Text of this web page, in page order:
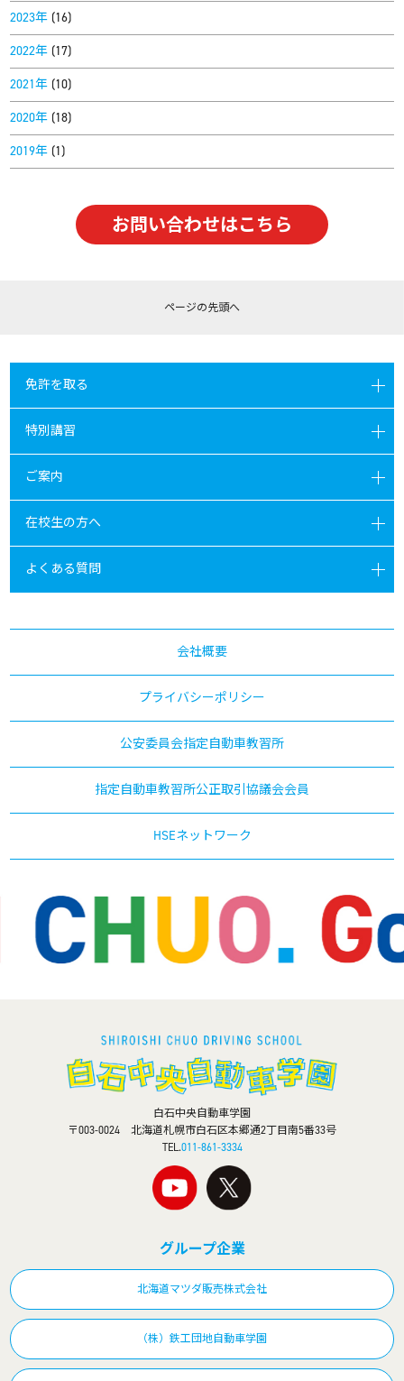
2023年 (16)
2022年 (17)
2021年 (10)
2020年 (18)
2019年 (1)
お問い合わせはこちら
ページの先頭へ
免許を取る
特別講習
ご案内
在校生の方へ
よくある質問
会社概要
プライバシーポリシー
公安委員会指定自動車教習所
指定自動車教習所公正取引協議会会員
HSEネットワーク
白石中央自動車学園
〒003-0024 北海道札幌市白石区本郷通2丁目南5番33号
TEL.011-861-3334
グループ企業
北海道マツダ販売株式会社
（株）鉄工団地自動車学園